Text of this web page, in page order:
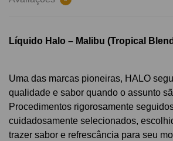
Líquido Halo – Malibu (Tropical
Uma das marcas pioneiras, HALO
qualidade e sabor quando o assunto
Procedimentos rigorosamente
cuidadosamente selecionados,
trazer sabor e refrescância para seu